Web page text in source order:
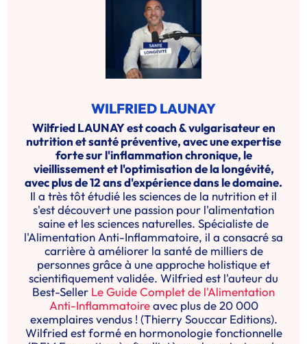
WILFRIED LAUNAY
Wilfried LAUNAY est coach & vulgarisateur en
nutrition et santé préventive, avec une expertise
forte sur l'inflammation chronique, le
vieillissement et l'optimisation de la longévité,
avec plus de 12 ans d'expérience dans le domaine.
Il a très tôt étudié les sciences de la nutrition et il
s'est découvert une passion pour l'alimentation
saine et les sciences naturelles. Spécialiste de
l'Alimentation Anti-Inflammatoire, il a consacré sa
carrière à améliorer la santé de milliers de
personnes grâce à une approche holistique et
scientifiquement validée. Wilfried est l'auteur du
Best-Seller Le Guide Complet de l'Alimentation
Anti-Inflammatoireavec plus de 20 000
exemplaires vendus ! (Thierry Souccar Editions).
Wilfried est formé en hormonologie fonctionnelle